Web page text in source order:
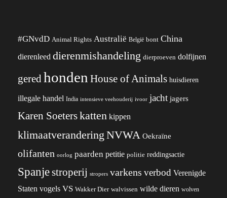
#GNvdD Animal Rights Australië België bont China
dierenleed dierenmishandeling dierproeven dolfijnen
gered honden House of Animals huisdieren
illegale handel India intensieve veehouderij ivoor jacht jagers
Karen Soeterskatten kippen
klimaatverandering NVWA Oekraïne
olifanten oorlog paarden petitie politie reddingsactie
Spanjestroperij stropers varkens verbod Verenigde
Staten vogels VS Wakker Dier walvissen wilde dieren wolven